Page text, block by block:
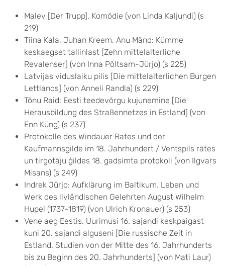
Malev [Der Trupp]. Komödie (von Linda Kaljundi) (s
219)
Tiina Kala, Juhan Kreem, Anu Mänd: Kümme
keskaegset tallinlast [Zehn mittelalterliche
Revalenser] (von Inna Põltsam-Jürjo) (s 225)
Latvijas viduslaiku pilis [Die mittelalterlichen Burgen
Lettlands] (von Anneli Randla) (s 229)
Tõnu Raid: Eesti teedevõrgu kujunemine [Die
Herausbildung des Straßennetzes in Estland] (von
Enn Küng) (s 237)
Protokolle des Windauer Rates und der
Kaufmannsgilde im 18. Jahrhundert / Ventspils rātes
un tirgotāju ģildes 18. gadsimta protokoli (von Ilgvars
Misans) (s 249)
Indrek Jürjo: Aufklärung im Baltikum. Leben und
Werk des livländischen Gelehrten August Wilhelm
Hupel (1737–1819) (von Ulrich Kronauer) (s 253)
Vene aeg Eestis. Uurimusi 16. sajandi keskpaigast
kuni 20. sajandi alguseni [Die russische Zeit in
Estland. Studien von der Mitte des 16. Jahrhunderts
bis zu Beginn des 20. Jahrhunderts] (von Mati Laur)